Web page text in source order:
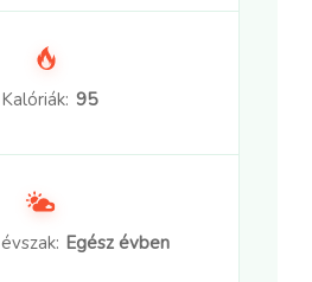
Kalóriák: 95
Egész évben